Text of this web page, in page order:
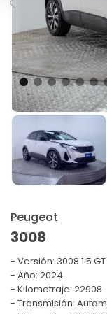
Peugeot
3008
Versión: 3008 1.5
Año: 2024
Kilometraje: 22908
Transmisión: